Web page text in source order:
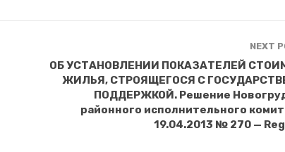
NEXT
ОБ УСТАНОВЛЕНИИ ПОКАЗАТЕЛЕЙ
ЖИЛЬЯ, СТРОЯЩЕГОСЯ С
ПОДДЕРЖКОЙ. Решение
районного исполнительного
19.04.2013 № 270 —